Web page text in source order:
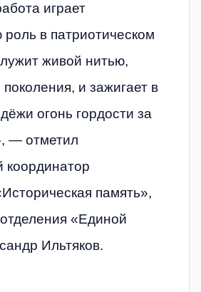
играет
роль в патриотическом
живой нитью,
и зажигает в
огонь гордости за
— отметил
координатор
память»,
«Единой
Ильтяков.